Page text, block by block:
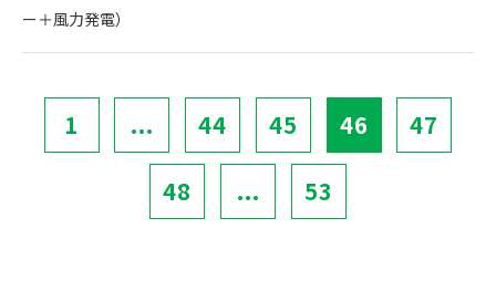
ー＋風力発電）
1 ... 44 45 46 47
48 ... 53